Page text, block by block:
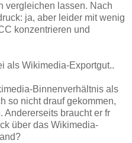
vergleichen lassen. Nach
ja, aber leider mit wenig
konzentrieren und
als Wikimedia-Exportgut..
Binnenverhältnis als
so nicht drauf gekommen,
Andererseits braucht er fr
über das Wikimedia-